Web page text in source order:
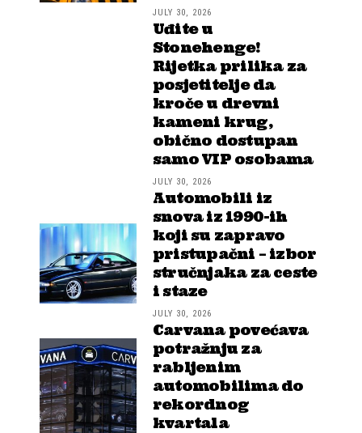
JULY 30, 2026
Uđite u
Stonehenge!
Rijetka prilika za
posjetitelje da
kroče u drevni
kameni krug,
obično dostupan
samo VIP osobama
JULY 30, 2026
Automobili iz
snova iz 1990-ih
koji su zapravo
pristupačni – izbor
stručnjaka za ceste
i staze
JULY 30, 2026
Carvana povećava
potražnju za
rabljenim
automobilima do
rekordnog
kvartala